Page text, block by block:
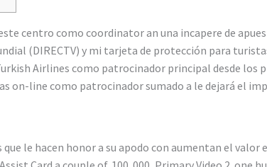
centro como coordinator an una incapere de
(DIRECTV) y mi tarjeta de protección para
Airlines como patrocinador principal desde los
on-line como patrocinador sumado a le dejará el
le hacen honor a su apodo con aumentan el